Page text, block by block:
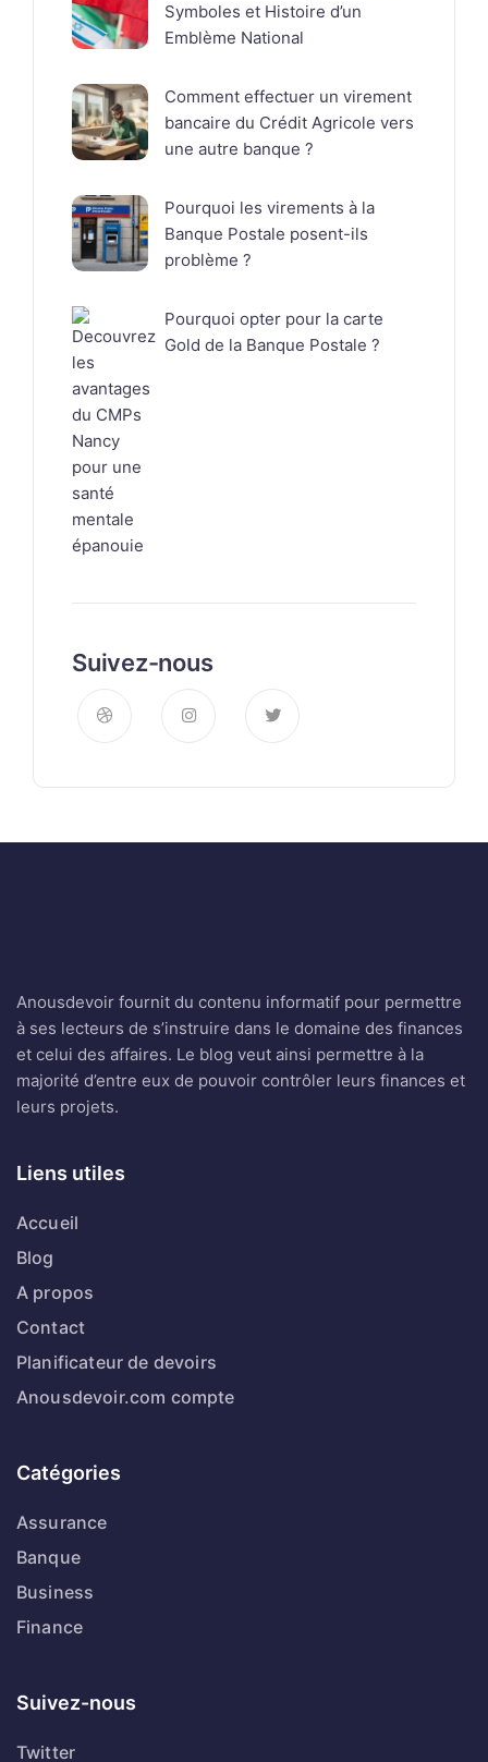
Symboles et Histoire d’un
Emblème National
Comment effectuer un virement
bancaire du Crédit Agricole vers
une autre banque ?
Pourquoi les virements à la
Banque Postale posent-ils
problème ?
Pourquoi opter pour la carte
Gold de la Banque Postale ?
Suivez-nous
Anousdevoir fournit du contenu informatif pour permettre
à ses lecteurs de s’instruire dans le domaine des finances
et celui des affaires. Le blog veut ainsi permettre à la
majorité d’entre eux de pouvoir contrôler leurs finances et
leurs projets.
Liens utiles
Accueil
Blog
A propos
Contact
Planificateur de devoirs
Anousdevoir.com compte
Catégories
Assurance
Banque
Business
Finance
Suivez-nous
Twitter